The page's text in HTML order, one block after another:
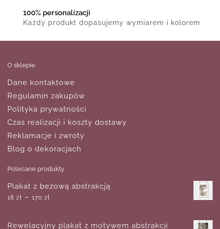
100% personalizacji
Każdy produkt dopasujemy wymiarem i kolorem
O sklepie
Dane kontaktowe
Regulamin zakupów
Polityka prywatności
Czas realizacji i koszty dostawy
Reklamacje i zwroty
Blog o dekoracjach
Polecane produkty
Plakat z beżową abstrakcją
18 zł – 170 zł
Rewelacyjny plakat z motywem abstrakcji